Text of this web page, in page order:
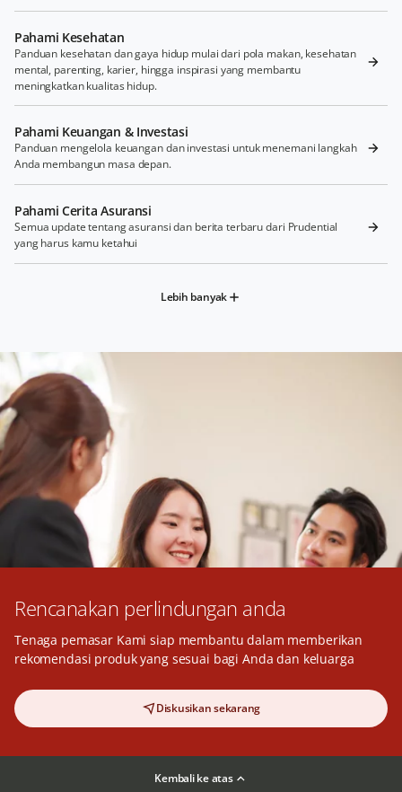
Pahami Kesehatan
Panduan kesehatan dan gaya hidup mulai dari pola makan, kesehatan
mental, parenting, karier, hingga inspirasi yang membantu
meningkatkan kualitas hidup.
Pahami Keuangan & Investasi
Panduan mengelola keuangan dan investasi untuk menemani langkah
Anda membangun masa depan.
Pahami Cerita Asuransi
Semua update tentang asuransi dan berita terbaru dari Prudential
yang harus kamu ketahui
Lebih banyak
Rencanakan perlindungan anda
Tenaga pemasar Kami siap membantu dalam memberikan
rekomendasi produk yang sesuai bagi Anda dan keluarga
Diskusikan sekarang
Kembali ke atas